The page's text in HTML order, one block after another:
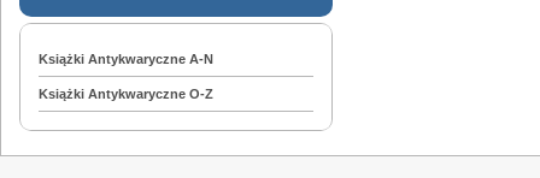
Książki Antykwaryczne A-N
Książki Antykwaryczne O-Z